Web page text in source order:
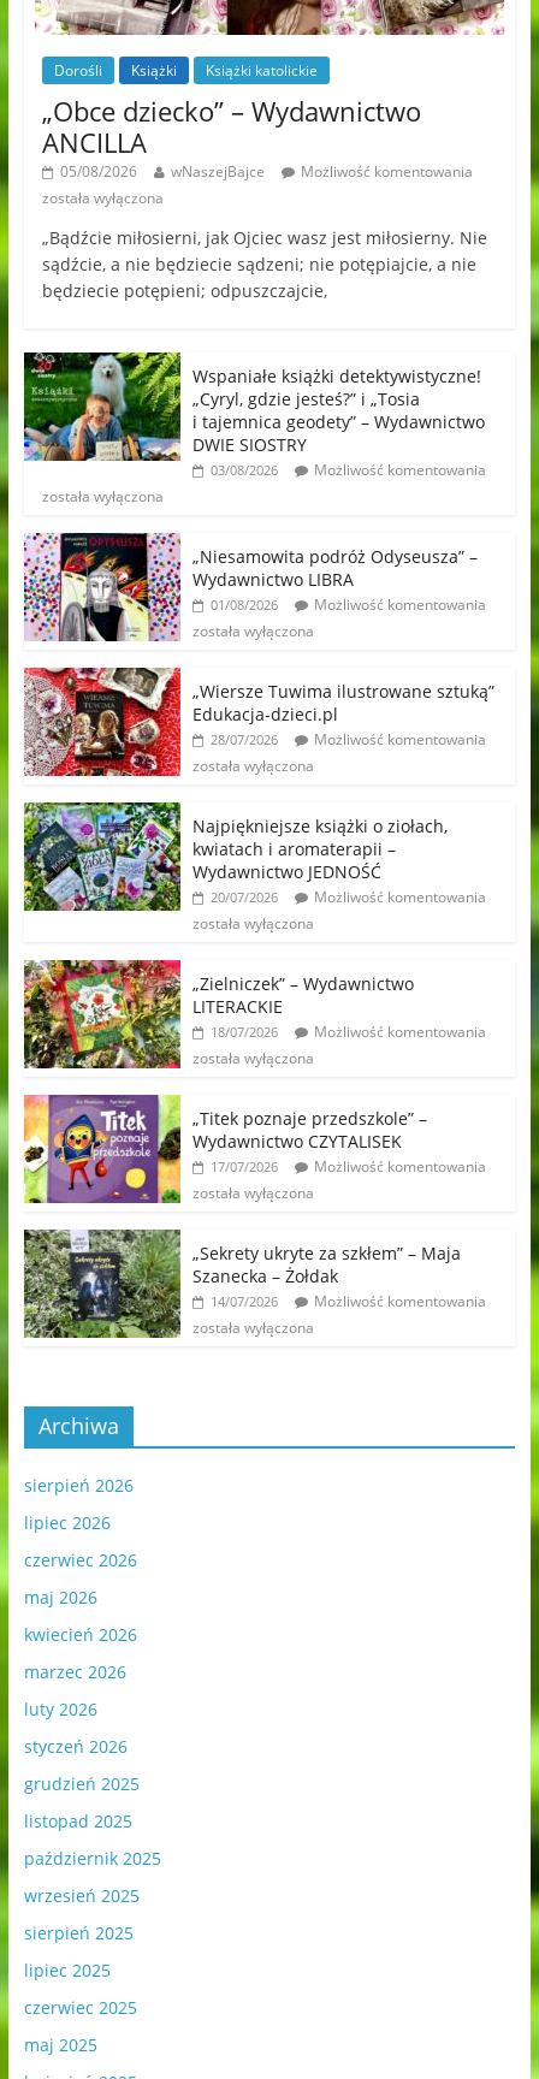
Dorośli Książki Książki katolickie
„Obce dziecko” – Wydawnictwo
ANCILLA
05/08/2026 wNaszejBajce
Możliwość komentowania
została wyłączona
„Bądźcie miłosierni, jak Ojciec wasz jest miłosierny. Nie
sądźcie, a nie będziecie sądzeni; nie potępiajcie, a nie
będziecie potępieni; odpuszczajcie,
Wspaniałe książki detektywistyczne!
„Cyryl, gdzie jesteś?” i „Tosia
i tajemnica geodety” – Wydawnictwo
DWIE SIOSTRY
03/08/2026
Możliwość komentowania
została wyłączona
„Niesamowita podróż Odyseusza” –
Wydawnictwo LIBRA
01/08/2026
Możliwość komentowania
została wyłączona
„Wiersze Tuwima ilustrowane sztuką”
Edukacja-dzieci.pl
28/07/2026
Możliwość komentowania
została wyłączona
Najpiękniejsze książki o ziołach,
kwiatach i aromaterapii –
Wydawnictwo JEDNOŚĆ
20/07/2026
Możliwość komentowania
została wyłączona
„Zielniczek” – Wydawnictwo
LITERACKIE
18/07/2026
Możliwość komentowania
została wyłączona
„Titek poznaje przedszkole” –
Wydawnictwo CZYTALISEK
17/07/2026
Możliwość komentowania
została wyłączona
„Sekrety ukryte za szkłem” – Maja
Szanecka – Żołdak
14/07/2026
Możliwość komentowania
została wyłączona
Archiwa
sierpień 2026
lipiec 2026
czerwiec 2026
maj 2026
kwiecień 2026
marzec 2026
luty 2026
styczeń 2026
grudzień 2025
listopad 2025
październik 2025
wrzesień 2025
sierpień 2025
lipiec 2025
czerwiec 2025
maj 2025